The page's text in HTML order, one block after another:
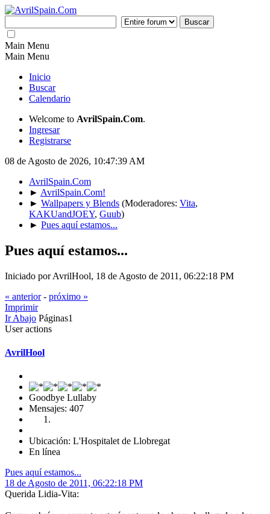
Main Menu
Main Menu
Inicio
Buscar
Calendario
Welcome to AvrilSpain.Com.
Ingresar
Registrarse
08 de Agosto de 2026, 10:47:39 AM
AvrilSpain.Com
► AvrilSpain.Com!
► Wallpapers y Blends (Moderadores: Vita,
KAKUandJOEY, Guub)
► Pues aquí estamos...
Pues aquí estamos...
Iniciado por AvrilHool, 18 de Agosto de 2011, 06:22:18 PM
« anterior- próximo »
Imprimir
Ir Abajo Páginas1
User actions
AvrilHool
Goodbye Lullaby
Mensajes: 407
Ubicación: L'Hospitalet de Llobregat
En línea
Pues aquí estamos...
18 de Agosto de 2011, 06:22:18 PM
Querida Lidia-Vita: